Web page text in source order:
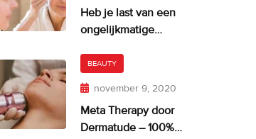
Heb je last van een
ongelijkmatige
BEAUTY
november 9, 2020
Meta Therapy door
Dermatude – 100%